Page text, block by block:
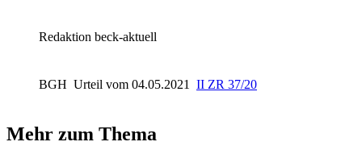
Redaktion beck-aktuell
BGH Urteil vom 04.05.2021 II ZR 37/20
Mehr zum Thema